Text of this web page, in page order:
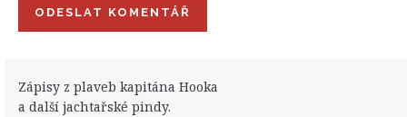
Zápisy z plaveb kapitána Hooka
a další jachtařské pindy.